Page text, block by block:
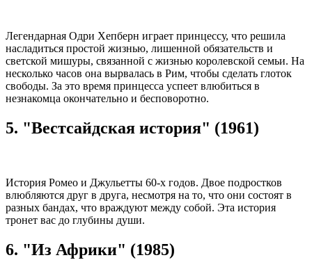
Легендарная Одри Хепберн играет принцессу, что решила
насладиться простой жизнью, лишенной обязательств и
светской мишуры, связанной с жизнью королевской семьи. На
несколько часов она вырвалась в Рим, чтобы сделать глоток
свободы. За это время принцесса успеет влюбиться в
незнакомца окончательно и бесповоротно.
5. "Вестсайдская история" (1961)
История Ромео и Джульетты 60-х годов. Двое подростков
влюбляются друг в друга, несмотря на то, что они состоят в
разных бандах, что враждуют между собой. Эта история
тронет вас до глубины души.
6. "Из Африки" (1985)